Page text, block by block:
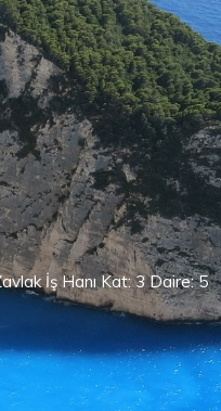
İş Hanı Kat: 3 Daire: 5